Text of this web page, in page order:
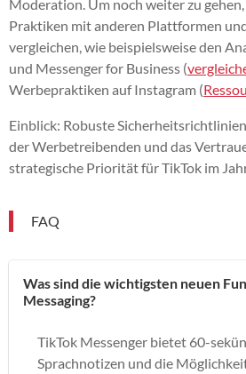
Moderation. Um noch weiter zu
Praktiken mit anderen Plattformen
vergleichen, wie beispielsweise den
und Messenger for Business (
Werbepraktiken auf Instagram (
Einblick: Robuste
der Werbetreibenden und das
strategische Priorität für TikTok im
FAQ
Was sind die wichtigsten neuen
Messaging?
TikTok Messenger bietet 60-
Sprachnotizen und die